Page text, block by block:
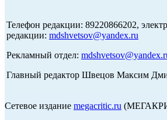
Телефон редакции: 89220866202,
редакции: mdshvetsov@yandex.ru
Рекламный отдел:
Главный редактор Швецов Максим
Сетевое издание megacritic.ru